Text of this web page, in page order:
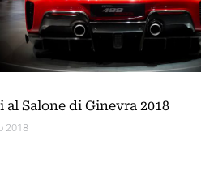
al Salone di Ginevra 2018
2018